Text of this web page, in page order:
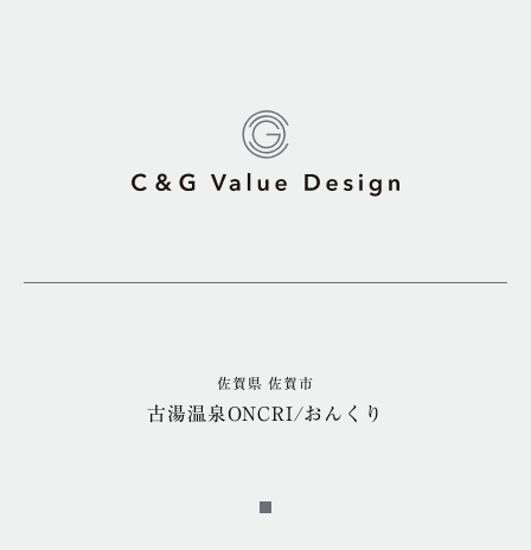
佐賀県 佐賀市
古湯温泉ONCRI/おんくり